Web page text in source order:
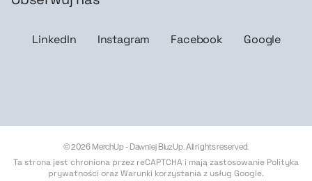
LinkedIn Instagram Facebook Google
© 2026 MerchUp - Dawniej BluzUp. All rights reserved.
Ta strona jest chroniona przez reCAPTCHA i mają zastosowanie Polityka
prywatności orazWarunki korzystania z usług Google.